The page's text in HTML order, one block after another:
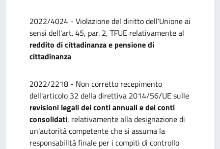
2022/4024 - Violazione del diritto dell'Unione ai
sensi dell'art. 45, par. 2, TFUE relativamente al
reddito di cittadinanza e pensione di
cittadinanza
2022/2218 - Non corretto recepimento
dell'articolo 32 della direttiva 2014/56/UE sulle
revisioni legali dei conti annuali e dei conti
consolidati, relativamente alla designazione di
un'autorità competente che si assuma la
responsabilità finale per i compiti di controllo